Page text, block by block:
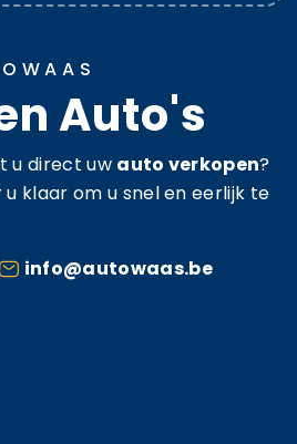
Auto's
u direct uw auto verkopen?
klaar om u snel en eerlijk te
info@autowaas.be